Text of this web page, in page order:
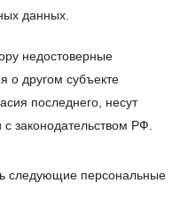
данных.
недостоверные
о другом субъекте
последнего, несут
с законодательством РФ.
следующие персональные